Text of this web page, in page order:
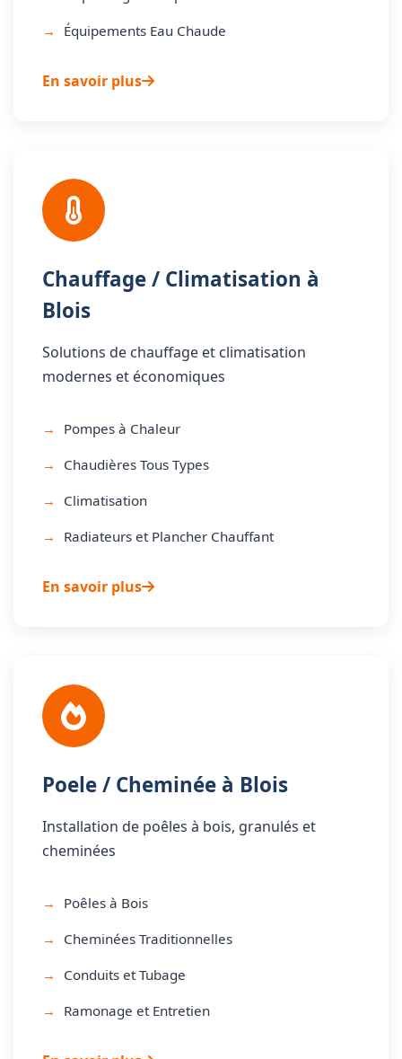
Équipements Eau Chaude
En savoir plus
Chauffage / Climatisation à
Blois
Solutions de chauffage et climatisation
modernes et économiques
Pompes à Chaleur
Chaudières Tous Types
Climatisation
Radiateurs et Plancher Chauffant
En savoir plus
Poele / Cheminée à Blois
Installation de poêles à bois, granulés et
cheminées
Poêles à Bois
Cheminées Traditionnelles
Conduits et Tubage
Ramonage et Entretien